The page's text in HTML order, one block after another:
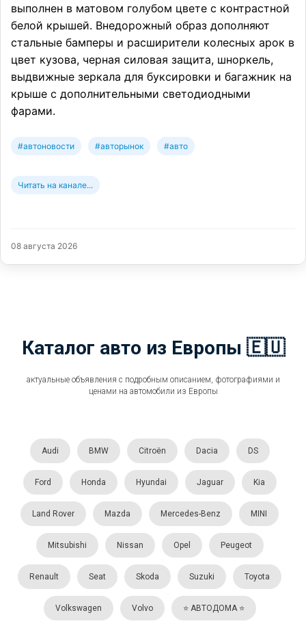
выполнен в матовом голубом цвете с контрастной
белой крышей. Внедорожный образ дополняют
стальные бамперы и расширители колесных арок в
цвет кузова, черная силовая защита, шноркель,
выдвижные зеркала для буксировки и багажник на
крыше с дополнительными светодиодными
фарами.
#автоновости #авторынок #авто
Читать на канале...
08 августа 2026
Каталог авто из Европы 🇪🇺
актуальные объявления с подробным описанием, фотографиями и
ценами на автомобили из Европы
Audi BMW Citroën Dacia DS
Ford Honda Hyundai Jaguar Kia
Land Rover Mazda Mercedes-Benz MINI
Mitsubishi Nissan Opel Peugeot
Renault Seat Skoda Suzuki Toyota
Volkswagen Volvo ⭐️ АВТОДОМА ⭐️